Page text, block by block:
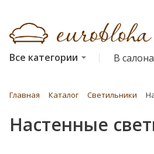
Все категории В
Главная Каталог Светильники
Настенные